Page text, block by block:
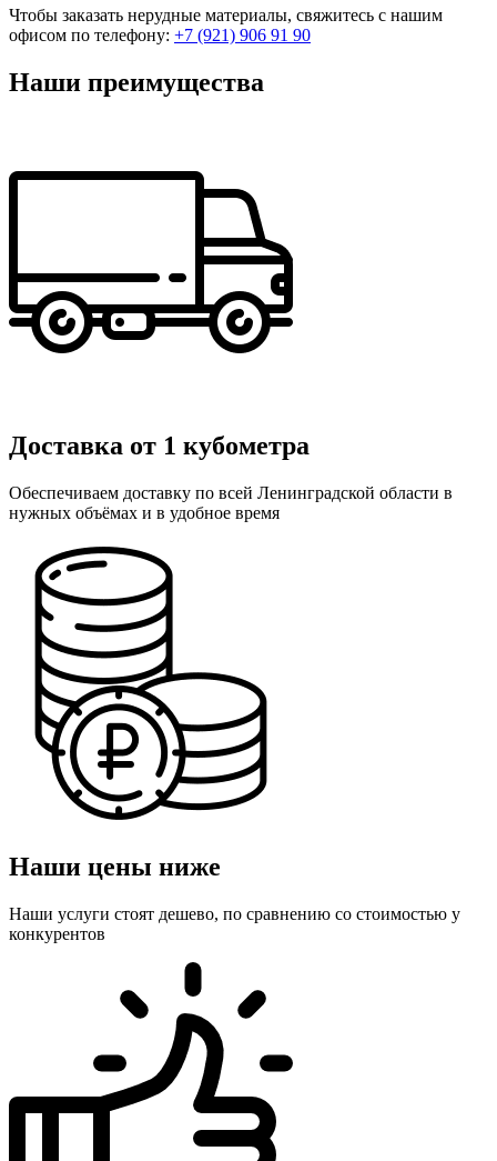
Чтобы заказать нерудные материалы, свяжитесь с нашим
офисом по телефону: +7 (921) 906 91 90
Наши преимущества
Доставка от 1 кубометра
Обеспечиваем доставку по всей Ленинградской области в
нужных объёмах и в удобное время
Наши цены ниже
Наши услуги стоят дешево, по сравнению со стоимостью у
конкурентов